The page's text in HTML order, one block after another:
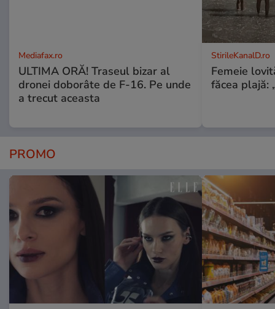
Mediafax.ro
ULTIMA ORĂ! Traseul bizar al
dronei doborâte de F-16. Pe unde
a trecut aceasta
StirileKanalD.ro
Femeie
făcea plajă:
PROMO